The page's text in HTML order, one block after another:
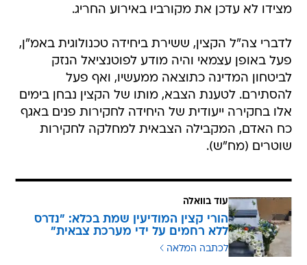
מצידו לא עדכן את מקורביו באירוע החריג.
לדברי צה"ל הקצין, ששירת ביחידה טכנולוגית באמ"ן,
פעל באופן עצמאי והיה מודע לפוטנציאל הנזק
לביטחון המדינה כתוצאה ממעשיו, ואף פעל
להסתירם. לטענת הצבא, מותו של הקצין נבחן בימים
אלו בחקירה ייעודית של היחידה לחקירות פנים באגף
כח האדם, המקבילה הצבאית למחלקה לחקירות
שוטרים (מח"ש).
עוד בוואלה
הורי קצין המודיעין שמת בכלא: "נדרס
ללא רחמים על ידי מערכת צבאית"
לכתבה המלאה